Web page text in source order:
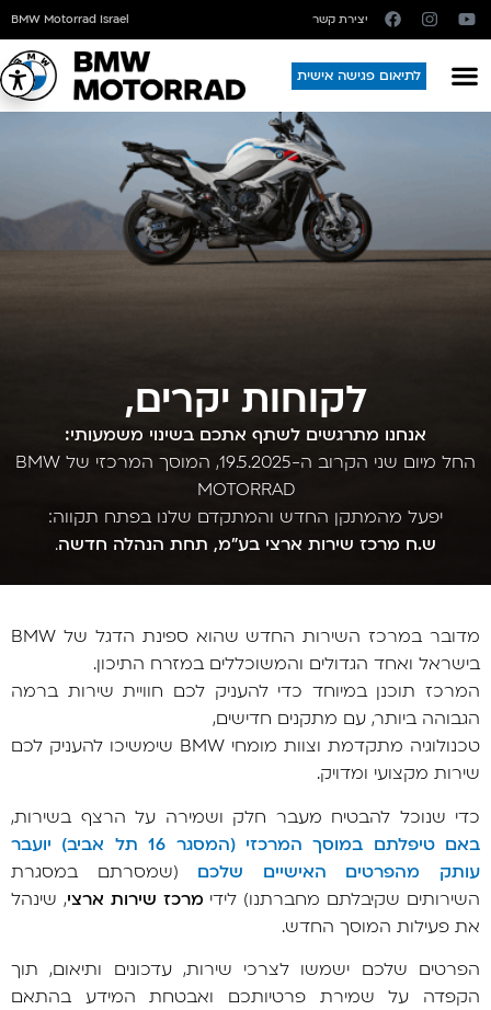
יצירת קשר BMW Motorrad Israel
לתיאום פגישה אישית
לקוחות יקרים,
אנחנו מתרגשים לשתף אתכם בשינוי משמעותי:
החל מיום שני הקרוב ה-19.5.2025, המוסך המרכזי של
BMW
MOTORRAD
יפעל מהמתקן החדש והמתקדם שלנו בפתח תקווה:
ש.ח מרכז שירות ארצי בע״מ, תחת הנהלה חדשה.
מדובר במרכז השירות החדש שהוא ספינת הדגל של BMW
בישראל ואחד הגדולים והמשוכללים במזרח התיכון.
המרכז תוכנן במיוחד כדי להעניק לכם חוויית שירות ברמה
הגבוהה ביותר, עם מתקנים חדישים,
טכנולוגיה מתקדמת וצוות מומחי BMW שימשיכו להעניק לכם
שירות מקצועי ומדויק.
כדי שנוכל להבטיח מעבר חלק ושמירה על הרצף בשירות,
באם טיפלתם במוסך המרכזי (המסגר 16 תל אביב) יועבר
עותק מהפרטים האישיים שלכם (שמסרתם במסגרת
השירותים שקיבלתם מחברתנו) לידי מרכז שירות ארצי, שינהל
את פעילות המוסך החדש.
הפרטים שלכם ישמשו לצרכי שירות, עדכונים ותיאום, תוך
הקפדה על שמירת פרטיותכם ואבטחת המידע בהתאם